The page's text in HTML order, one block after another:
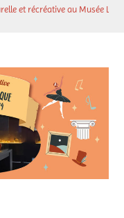
et récréative au Musée